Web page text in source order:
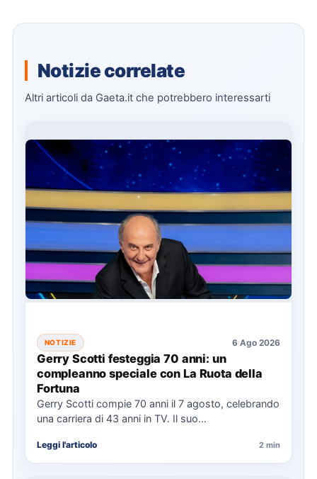
Notizie correlate
Altri articoli da Gaeta.it che potrebbero interessarti
NOTIZIE 6 Ago 2026
Gerry Scotti festeggia 70 anni: un
compleanno speciale con La Ruota della
Fortuna
Gerry Scotti compie 70 anni il 7 agosto, celebrando
una carriera di 43 anni in TV. Il suo…
Leggi l'articolo 2 min